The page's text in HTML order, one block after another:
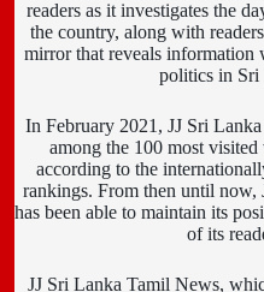
readers as it investigates the
the country, along with
mirror that reveals information
politics in Sri
In February 2021, JJ Sri
among the 100 most
according to the
rankings. From then until
has been able to maintain its
of its
JJ Sri Lanka Tamil News,